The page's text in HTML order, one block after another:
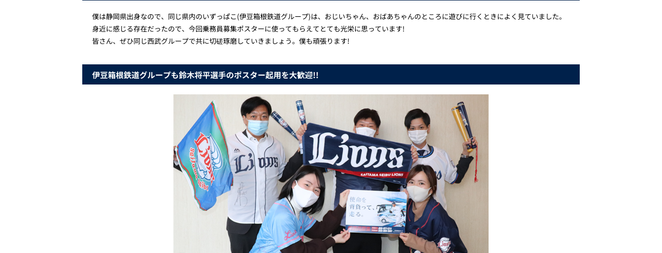
僕は静岡県出身なので、同じ県内のいずっぱこ(伊豆箱根鉄道グループ)は、おじいちゃん、おばあちゃんのところに遊びに行くときによく見ていました。
身近に感じる存在だったので、今回乗務員募集ポスターに使ってもらえてとても光栄に思っています!
皆さん、ぜひ同じ西武グループで共に切磋琢磨していきましょう。僕も頑張ります!
伊豆箱根鉄道グループも鈴木将平選手のポスター起用を大歓迎!!